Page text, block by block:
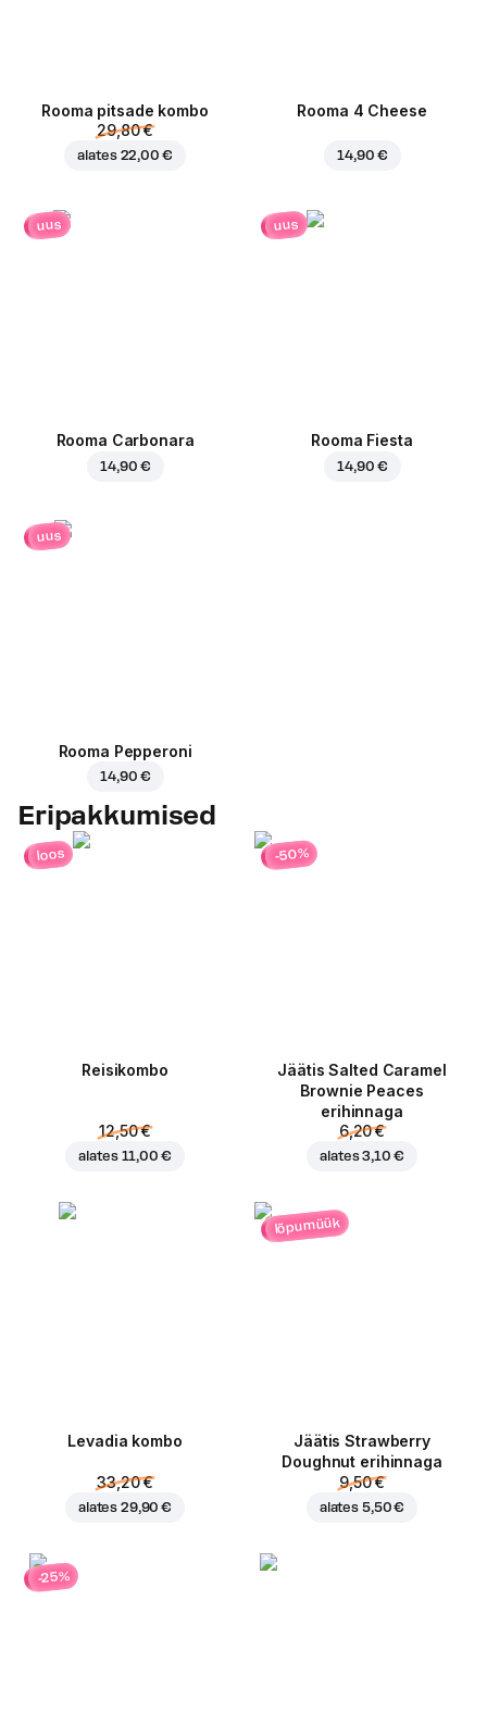
Rooma pitsade kombo
29,80 €
alates 22,00 €
Rooma 4 Cheese
14,90 €
uus
Rooma Carbonara
14,90 €
uus
Rooma Fiesta
14,90 €
uus
Rooma Pepperoni
14,90 €
Eripakkumised
loos
Reisikombo
12,50 €
alates 11,00 €
-50%
Jäätis Salted Caramel
Brownie Peaces
erihinnaga
6,20 €
alates3,10 €
Levadia kombo
33,20 €
alates 29,90 €
lõpumüük
Jäätis Strawberry
Doughnut erihinnaga
9,50 €
alates 5,50 €
-25%